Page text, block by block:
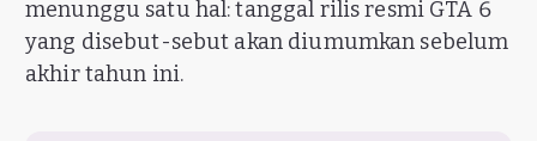
menunggu satu hal: tanggal rilis resmi GTA 6
yang disebut-sebut akan diumumkan sebelum
akhir tahun ini.